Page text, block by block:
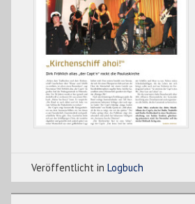
Veröffentlicht in Logbuch